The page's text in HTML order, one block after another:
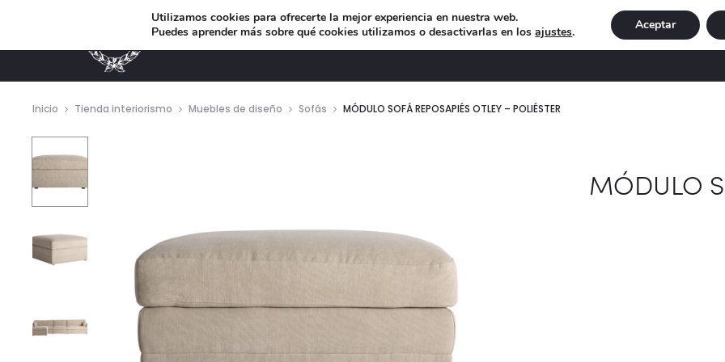
MUEBLES DE DISEÑO ILUMINACIÓN NAVIDAD
Inicio Tienda interiorismo Muebles de diseño Sofás MÓDULO SOFÁ REPOSAPIÉS OTLEY – POLIÉSTER
MÓDULO
Utilizamos cookies para ofrecerte la mejor experiencia en nuestra web.
Puedes aprender más sobre qué cookies utilizamos o desactivarlas en losajustes. Aceptar